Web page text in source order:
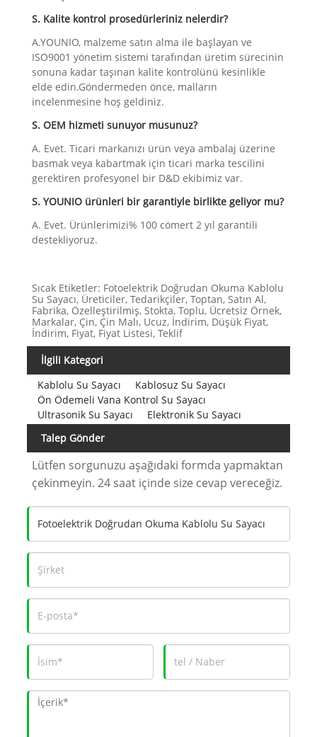
S. Kalite kontrol prosedürleriniz nelerdir?
A.YOUNIO, malzeme satın alma ile başlayan ve
ISO9001 yönetim sistemi tarafından üretim sürecinin
sonuna kadar taşınan kalite kontrolünü kesinlikle
elde edin.Göndermeden önce, malların
incelenmesine hoş geldiniz.
S. OEM hizmeti sunuyor musunuz?
A. Evet. Ticari markanızı ürün veya ambalaj üzerine
basmak veya kabartmak için ticari marka tescilini
gerektiren profesyonel bir D&D ekibimiz var.
S. YOUNIO ürünleri bir garantiyle birlikte geliyor mu?
A. Evet. Ürünlerimizi% 100 cömert 2 yıl garantili
destekliyoruz.
Sıcak Etiketler: Fotoelektrik Doğrudan Okuma Kablolu
Su Sayacı, Üreticiler, Tedarikçiler, Toptan, Satın Al,
Fabrika, Özelleştirilmiş, Stokta, Toplu, Ücretsiz Örnek,
Markalar, Çin, Çin Malı, Ucuz, İndirim, Düşük Fiyat,
İndirim, Fiyat, Fiyat Listesi, Teklif
İlgili Kategori
Kablolu Su Sayacı
Kablosuz Su Sayacı
Ön Ödemeli Vana Kontrol Su Sayacı
Ultrasonik Su Sayacı
Elektronik Su Sayacı
Talep Gönder
Lütfen sorgunuzu aşağıdaki formda yapmaktan
çekinmeyin. 24 saat içinde size cevap vereceğiz.